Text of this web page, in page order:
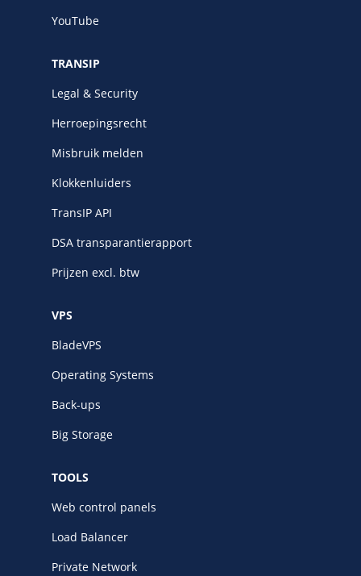
YouTube
TRANSIP
Legal & Security
Herroepingsrecht
Misbruik melden
Klokkenluiders
TransIP API
DSA transparantierapport
Prijzen excl. btw
VPS
BladeVPS
Operating Systems
Back-ups
Big Storage
TOOLS
Web control panels
Load Balancer
Private Network